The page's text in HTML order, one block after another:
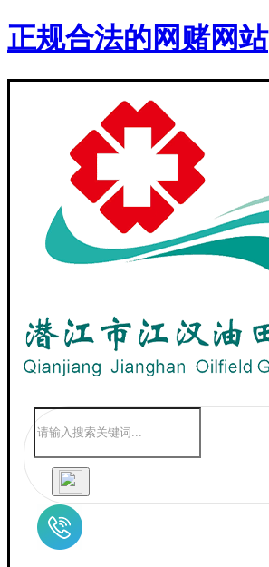
正规合法的网赌网站